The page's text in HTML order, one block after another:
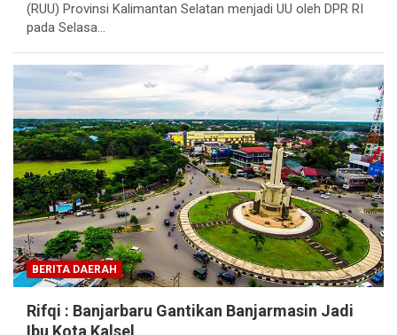
(RUU) Provinsi Kalimantan Selatan menjadi UU oleh DPR RI
pada Selasa…
BERITA DAERAH
Rifqi : Banjarbaru Gantikan Banjarmasin Jadi
Ibu Kota Kalsel